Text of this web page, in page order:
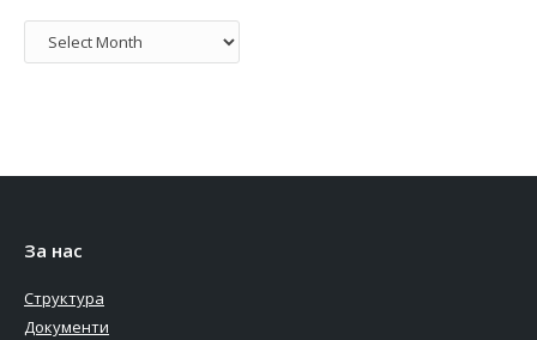
Архив
За нас
Структура
Документи